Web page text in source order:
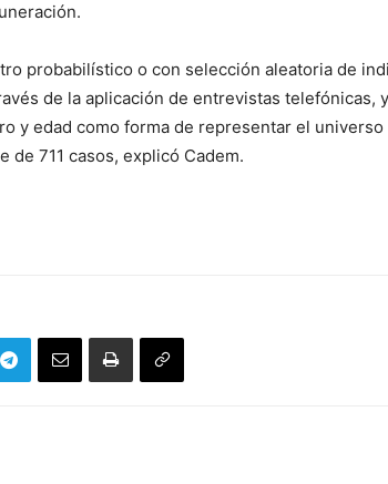
probabilístico o con selección aleatoria de
de la aplicación de entrevistas telefónicas,
y edad como forma de representar el universo
de 711 casos, explicó Cadem.